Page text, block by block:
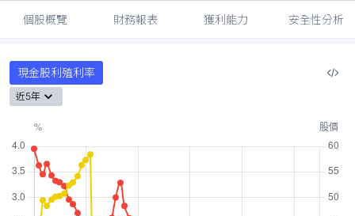
個股概覽 財務報表 獲利能力 安全性分析
現金股利殖利率
近5年